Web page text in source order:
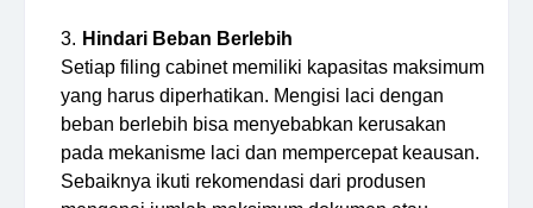
Hindari Beban Berlebih
Setiap filing cabinet memiliki kapasitas maksimum
yang harus diperhatikan. Mengisi laci dengan
beban berlebih bisa menyebabkan kerusakan
pada mekanisme laci dan mempercepat keausan.
Sebaiknya ikuti rekomendasi dari produsen